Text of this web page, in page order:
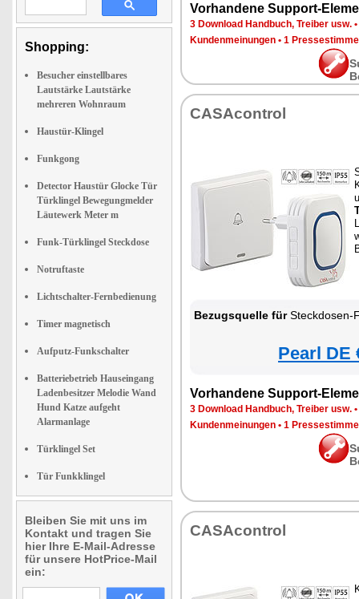
Shopping:
Besucher einstellbares
Lautstärke Lautstärke
mehreren Wohnraum
Haustür-Klingel
Funkgong
Detector Haustür Glocke Tür
Türklingel Bewegungmelder
Läutewerk Meter m
Funk-Türklingel Steckdose
Notruftaste
Lichtschalter-Fernbedienung
Timer magnetisch
Aufputz-Funkschalter
Batteriebetrieb Hauseingang
Ladenbesitzer Melodie Wand
Hund Katze aufgeht
Alarmanlage
Türklingel Set
Tür Funkklingel
Bleiben Sie mit uns im
Kontakt und tragen Sie
hier Ihre E-Mail-Adresse
für unsere HotPrice-Mail
ein:
Vorhandene Support-
3 Download Handbuch, Treiber usw. •
Kundenmeinungen • 1
CASAcontrol
Bezugsquelle fürSteckdosen-Funkklingel mit
Pearl DE
Vorhandene Support-
3 Download Handbuch, Treiber usw. •
Kundenmeinungen • 1
CASAcontrol